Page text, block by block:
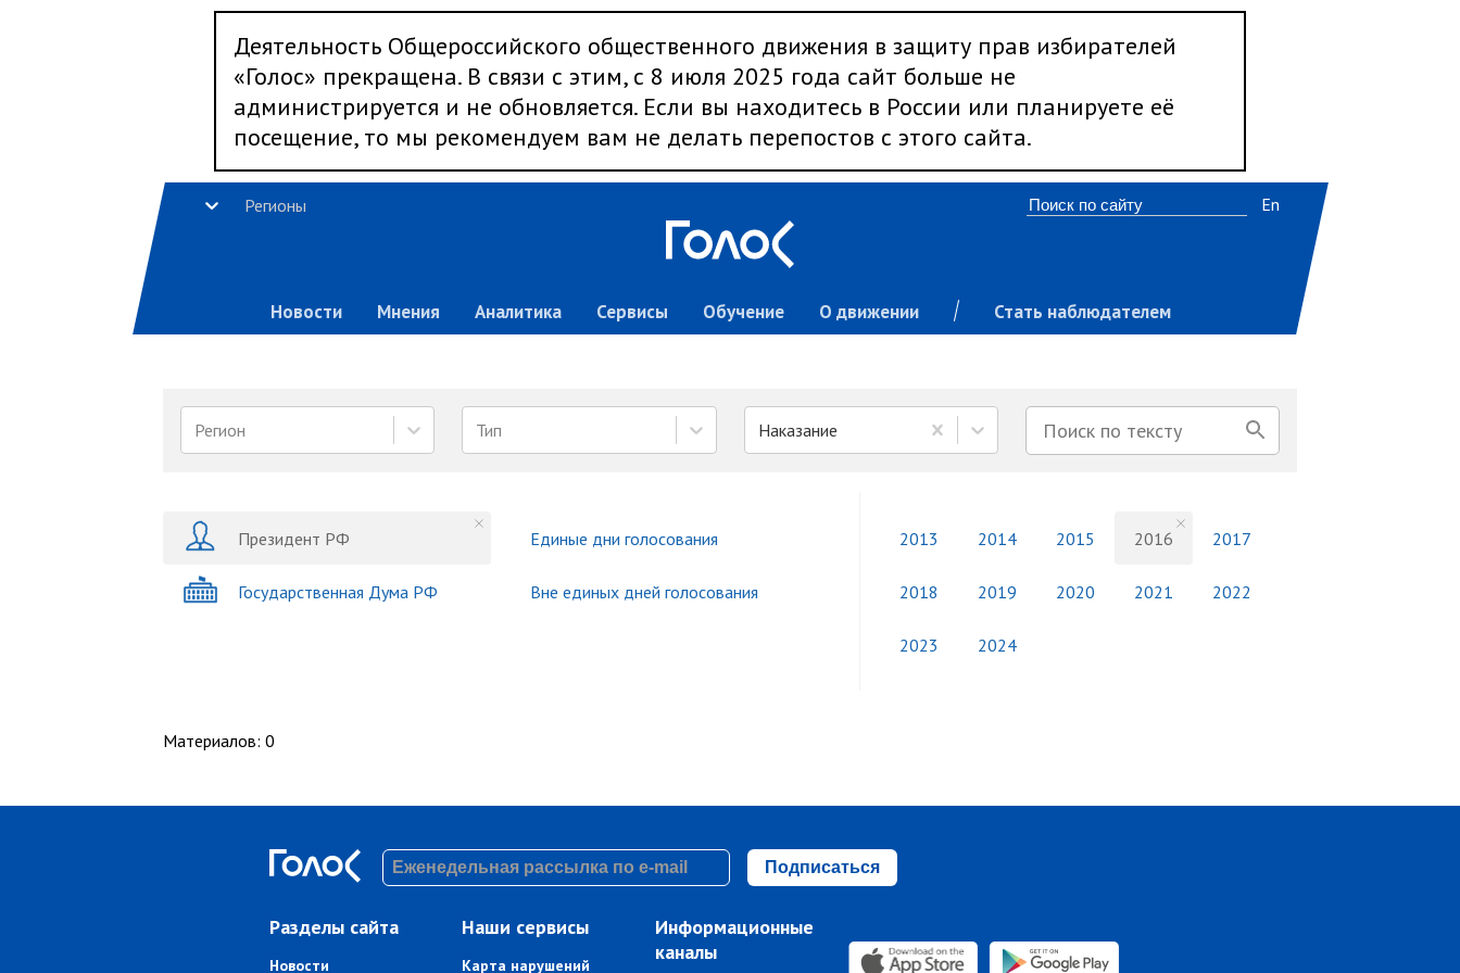
Деятельность Общероссийского общественного движения в защиту прав избирателей
«Голос» прекращена. В связи с этим, с 8 июля 2025 года сайт больше не
администрируется и не обновляется. Если вы находитесь в России или планируете её
посещение, то мы рекомендуем вам не делать перепостов с этого сайта.
Регионы
Новости Мнения Аналитика Сервисы Обучение О движении Стать наблюдателем
En
Регион Тип Наказание
Президент РФ
Государственная Дума РФ
Единые дни голосования
Вне единых дней голосования
2013 2014 2015 2016 2017
2018 2019 2020 2021 2022
2023 2024
Материалов: 0
Подписаться
Разделы сайта
Новости
Наши сервисы
Карта нарушений
Информационные
каналы